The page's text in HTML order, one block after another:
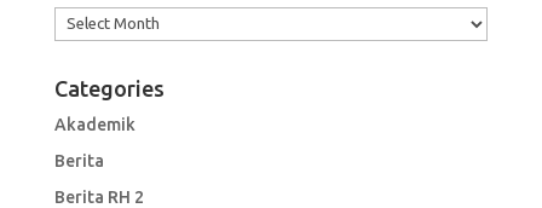
Archives
Categories
Akademik
Berita
Berita RH 2